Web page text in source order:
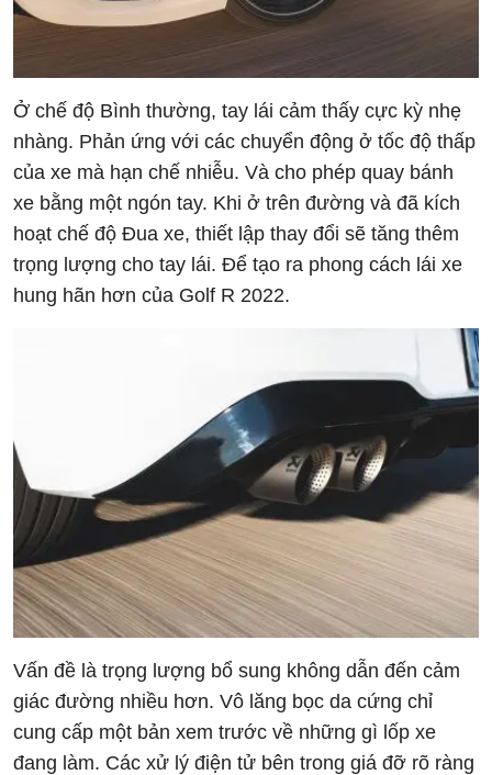
Ở chế độ Bình thường, tay lái cảm thấy cực kỳ nhẹ
nhàng. Phản ứng với các chuyển động ở tốc độ thấp
của xe mà hạn chế nhiễu. Và cho phép quay bánh
xe bằng một ngón tay. Khi ở trên đường và đã kích
hoạt chế độ Đua xe, thiết lập thay đổi sẽ tăng thêm
trọng lượng cho tay lái. Để tạo ra phong cách lái xe
hung hãn hơn của Golf R 2022.
Vấn đề là trọng lượng bổ sung không dẫn đến cảm
giác đường nhiều hơn. Vô lăng bọc da cứng chỉ
cung cấp một bản xem trước về những gì lốp xe
đang làm. Các xử lý điện tử bên trong giá đỡ rõ ràng